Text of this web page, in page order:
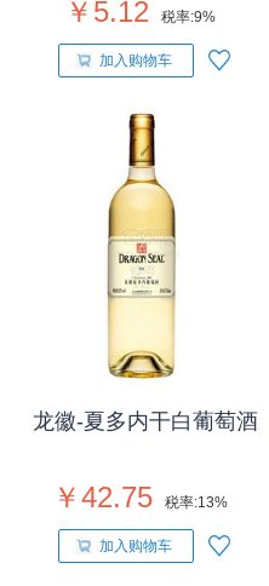
￥5.12 税率:9%
加入购物车
龙徽-夏多内干白葡萄酒
￥42.75 税率:13%
加入购物车